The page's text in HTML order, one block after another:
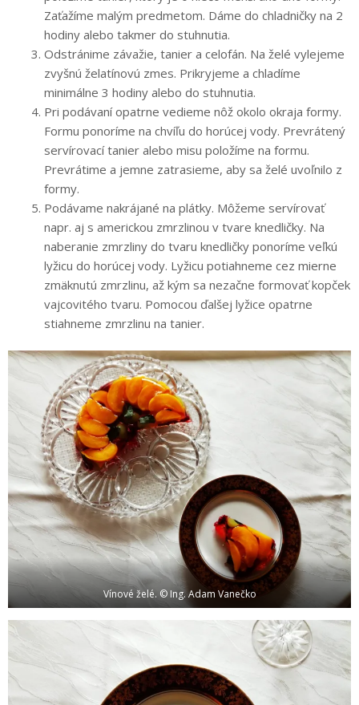
Zaťažíme malým predmetom. Dáme do chladničky na 2
hodiny alebo takmer do stuhnutia.
Odstránime závažie, tanier a celofán. Na želé vylejeme
zvyšnú želatínovú zmes. Prikryjeme a chladíme
minimálne 3 hodiny alebo do stuhnutia.
Pri podávaní opatrne vedieme nôž okolo okraja formy.
Formu ponoríme na chvíľu do horúcej vody. Prevrátený
servírovací tanier alebo misu položíme na formu.
Prevrátime a jemne zatrasieme, aby sa želé uvoľnilo z
formy.
Podávame nakrájané na plátky. Môžeme servírovať
napr. aj s americkou zmrzlinou v tvare knedličky. Na
naberanie zmrzliny do tvaru knedličky ponoríme veľkú
lyžicu do horúcej vody. Lyžicu potiahneme cez mierne
zmäknutú zmrzlinu, až kým sa nezačne formovať kopček
vajcovitého tvaru. Pomocou ďalšej lyžice opatrne
stiahneme zmrzlinu na tanier.
Vínové želé. © Ing. Adam Vanečko